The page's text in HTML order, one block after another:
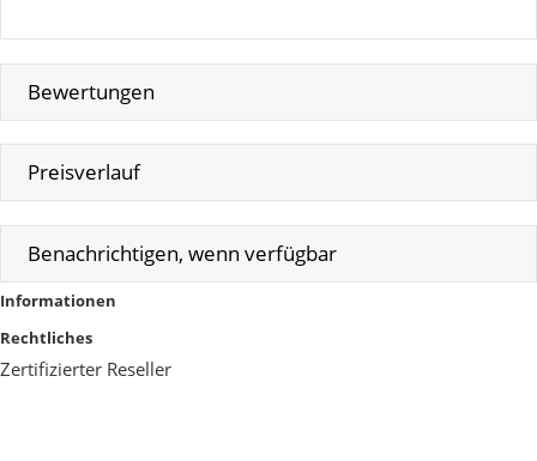
Bewertungen
Preisverlauf
Benachrichtigen, wenn verfügbar
Informationen
Rechtliches
Zertifizierter Reseller